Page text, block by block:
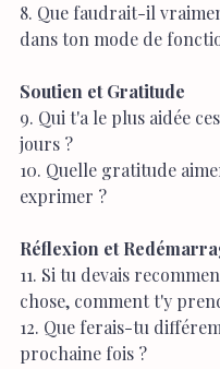
8. Que faudrait-il
dans ton mode de
Soutien et Gratitude
9. Qui t'a le plus aidée
jours ?
10. Quelle gratitude
exprimer ?
Réflexion et
11. Si tu devais
chose, comment t'y
12. Que ferais-tu
prochaine fois ?